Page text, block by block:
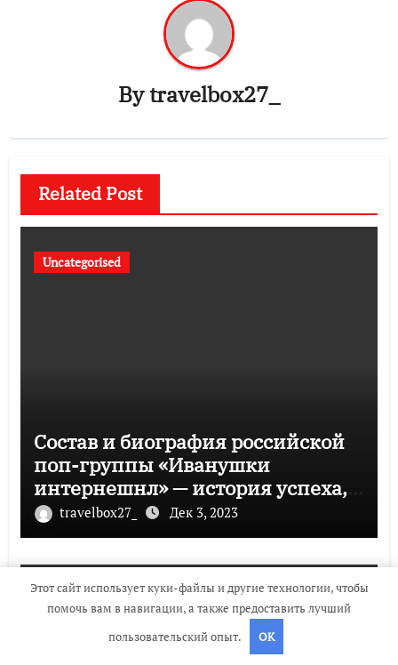
Bytravelbox27_
Related Post
Uncategorised
Состав и биография российской
поп-группы «Иванушки
интернешнл» — история успеха,
музыка и судьбы участников
travelbox27_ Дек 3, 2023
Этот сайт использует куки-файлы и другие технологии, чтобы
помочь вам в навигации, а также предоставить лучший
пользовательский опыт.
OK